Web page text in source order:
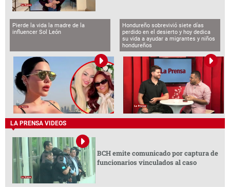
Pierde la vida la madre de la
influencer Sol León
Hondureño sobrevivió siete días
perdido en el desierto y hoy dedica
su vida a ayudar a migrantes y niños
hondureños
LA PRENSA VIDEOS
BCH emite comunicado por captura de
funcionarios vinculados al caso